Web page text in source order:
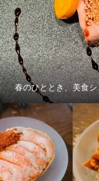
春のひととき、美食